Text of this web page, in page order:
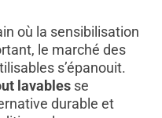
où la sensibilisation
le marché des
s’épanouit.
lavablesse
durable et